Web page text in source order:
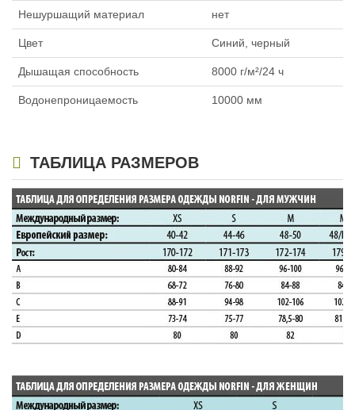
Нешуршащий материал нет
Цвет Синий, черный
Дышащая способность 8000 г/м²/24 ч
Водонепроницаемость 10000 мм
ТАБЛИЦА РАЗМЕРОВ